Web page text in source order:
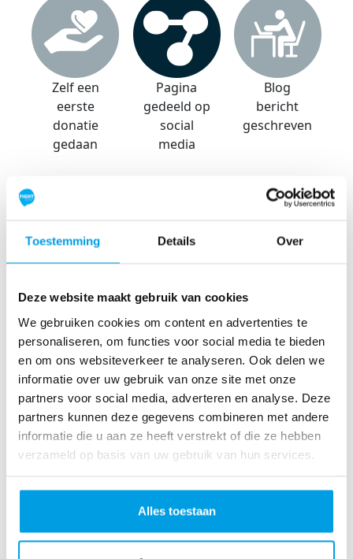
Toestemming Details Over
Deze website maakt gebruik van cookies
We gebruiken cookies om content en advertenties te
personaliseren, om functies voor social media te bieden
en om ons websiteverkeer te analyseren. Ook delen we
informatie over uw gebruik van onze site met onze
partners voor social media, adverteren en analyse. Deze
partners kunnen deze gegevens combineren met andere
informatie die u aan ze heeft verstrekt of die ze hebben
verzameld op basis van uw gebruik van hun services.
Alles toestaan
Zelf een
eerste
donatie
gedaan
Pagina
gedeeld op
social
media
Blog
bericht
geschreven
toegevoeg
d
ag gehaald
dan €500
Team
Eerste 5
binnen!
Thank you to my Sponsors